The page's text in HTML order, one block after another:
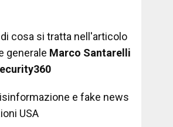
cosa si tratta nell'articolo
generale Marco Santarelli